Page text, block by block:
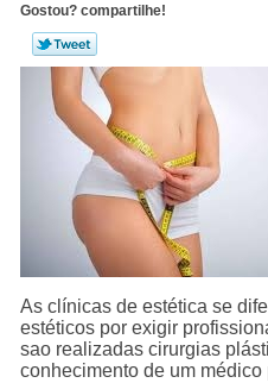
Gostou? compartilhe!
As clínicas de estética se
estéticos por exigir
sao realizadas cirurgias
conhecimento de um médico